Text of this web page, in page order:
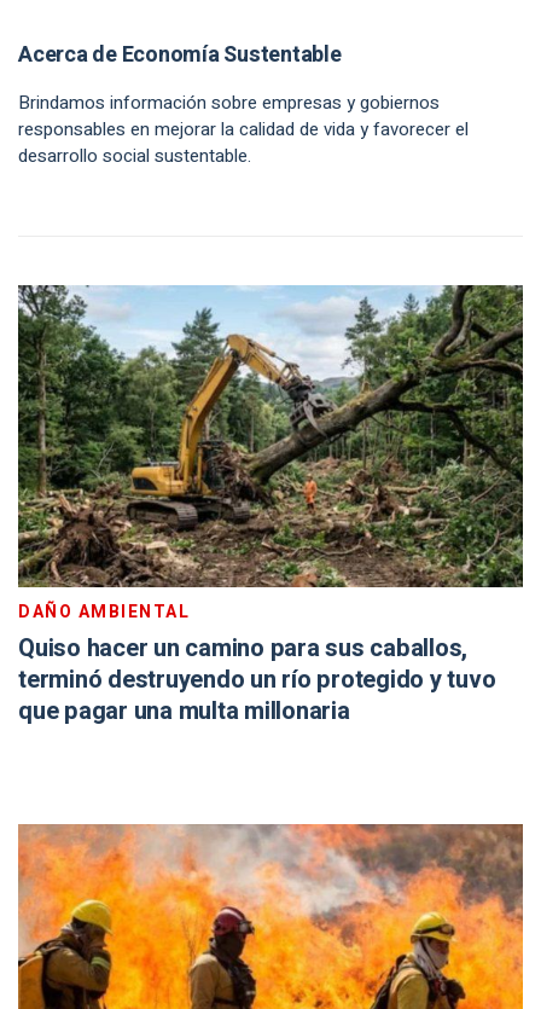
Acerca de Economía Sustentable
Brindamos información sobre empresas y gobiernos
responsables en mejorar la calidad de vida y favorecer el
desarrollo social sustentable.
DAÑO AMBIENTAL
Quiso hacer un camino para sus caballos,
terminó destruyendo un río protegido y tuvo
que pagar una multa millonaria